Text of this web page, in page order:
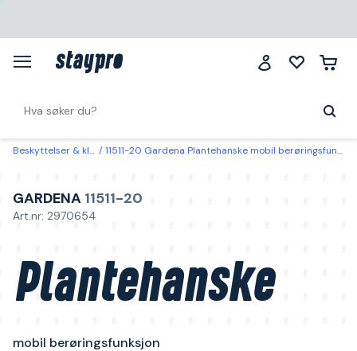
Beskyttelser & klær 11511-20 Gardena Plantehanske mobil berøringsfunksjon 8/M
GARDENA 11511-20
Art.nr: 2970654
Plantehanske
mobil berøringsfunksjon